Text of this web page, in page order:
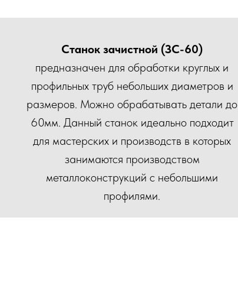
Станок зачистной (ЗС-60)
предназначен для обработки круглых и
профильных труб небольших диаметров и
размеров. Можно обрабатывать детали до
60мм. Данный станок идеально подходит
для мастерских и производств в которых
занимаются производством
металлоконструкций с небольшими
профилями.